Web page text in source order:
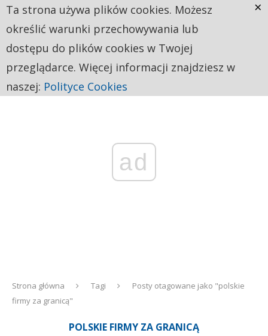
ad
Strona główna Tagi
Posty otagowane jako "polskie
firmy za granicą"
POLSKIE FIRMY ZA GRANICĄ
Ta strona używa plików cookies. Możesz
określić warunki przechowywania lub
dostępu do plików cookies w Twojej
przeglądarce. Więcej informacji znajdziesz w
naszej: Polityce Cookies
×